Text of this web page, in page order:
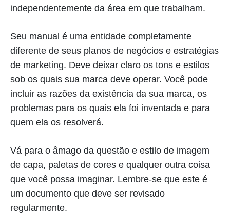
independentemente da área em que trabalham.
Seu manual é uma entidade completamente
diferente de seus planos de negócios e estratégias
de marketing. Deve deixar claro os tons e estilos
sob os quais sua marca deve operar. Você pode
incluir as razões da existência da sua marca, os
problemas para os quais ela foi inventada e para
quem ela os resolverá.
Vá para o âmago da questão e estilo de imagem
de capa, paletas de cores e qualquer outra coisa
que você possa imaginar. Lembre-se que este é
um documento que deve ser revisado
regularmente.